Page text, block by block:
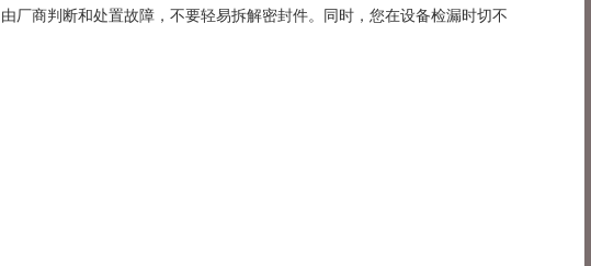
商判断和处置故障，不要轻易拆解密封件。同时，您在设备检漏时切不